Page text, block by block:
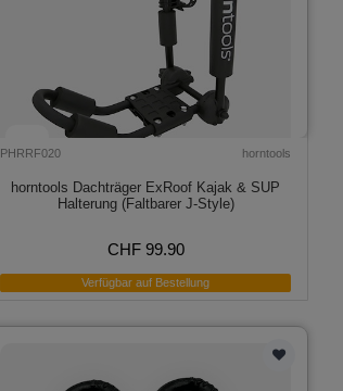
PHRRF020 horntools
horntools Dachträger ExRoof Kajak & SUP
Halterung (Faltbarer J-Style)
CHF 99.90
Verfügbar auf Bestellung